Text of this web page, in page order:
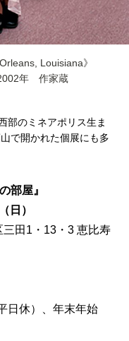
Louisiana》
年 作家蔵
部のミネアポリス生ま
で開かれた個展にも多
部屋』
日）
三田1・13・3 恵比寿
日休）、年末年始